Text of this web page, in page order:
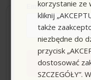
Wysyłka do 24h
korzystanie ze
kliknij
także
niezbędne do
przycisk
dostosować
SZCZEGÓŁY”.
Email